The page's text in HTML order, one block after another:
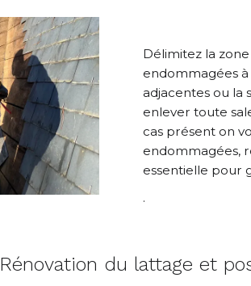
Délimitez la
endommagées
adjacentes ou la
enlever toute
cas présent on
endommagées,
essentielle pour
.
Rénovation du lattage et